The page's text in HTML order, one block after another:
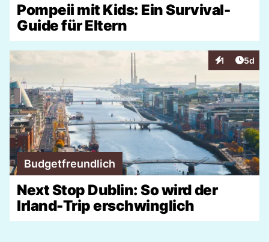
Pompeii mit Kids: Ein Survival-
Guide für Eltern
1
Interaktionen
5d
Budgetfreundlich
Next Stop Dublin: So wird der
Irland-Trip erschwinglich